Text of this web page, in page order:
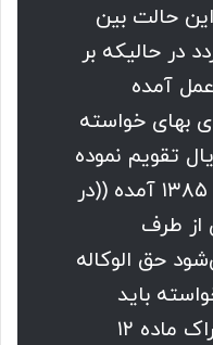
حالت بین
در حالیکه بر
آمده
بهای خواسته
تقویم نموده
است در ماده ۱۲ اصلاحی ۱۳۸۵ آمده ((در
از طرف
حق الوکاله
باید
تعیین شود..)) وجه اشتراک ماده ۱۲